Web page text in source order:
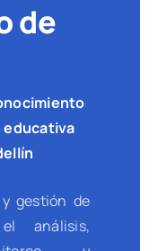
de
educativa
gestión de
análisis,